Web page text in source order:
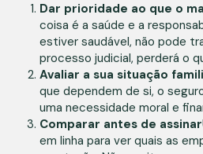
Dar prioridade ao que o
coisa é a saúde e a
estiver saudável, não pode
processo judicial, perderá o
Avaliar a sua situação
que dependem de si, o
uma necessidade moral e
Comparar antes de assinar
em linha para ver quais as